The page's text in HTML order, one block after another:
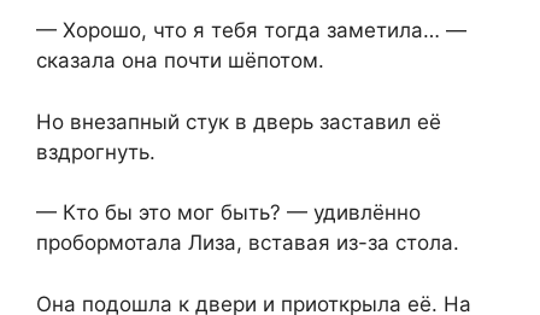
— Хорошо, что я тебя тогда заметила… —⁨
сказала она почти шёпотом.
Но внезапный стук в дверь заставил её
вздрогнуть.
— Кто бы это мог быть? —⁨ удивлённо
пробормотала Лиза, вставая из-за стола.
Она подошла к двери и приоткрыла её. На